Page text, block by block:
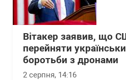
Вітакер заявив, що
перейняти
боротьби з дронами
2 серпня, 14:16